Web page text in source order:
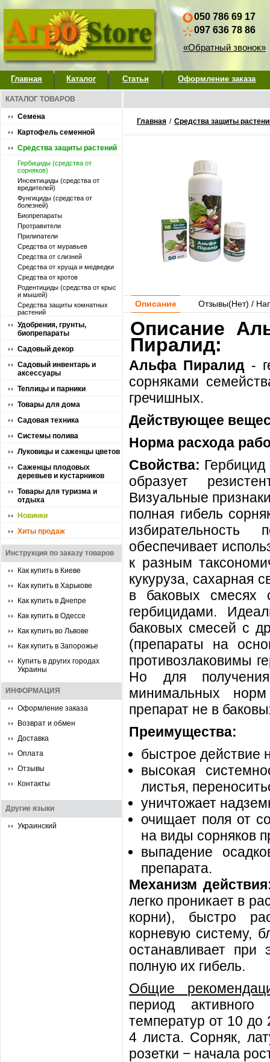
050 786 69 17
097 636 78 86
«Обратный звонок»
Главная Каталог Статьи Оформление заказа
КАТАЛОГ ТОВАРОВ
Семена
Картофель семенной
Средства защиты растений
Гербициды (средства от
сорняков)
Инсектициды (средства от
вредителей)
Фунгициды (средства от
болезней)
Биопрепараты
Протравители
Прилипатели
Средства от муравьев
Средства от слизней
Средства от хруща и медведки
Средства от кротов
Родентициды (средства от крыс
и мышей)
Средства защиты комнатных
растений
Удобрения, грунты,
биопрепараты
Садовый декор
Садовый инвентарь и
аксессуары
Теплицы и парники
Товары для дома
Садовая техника
Системы полива
Луковицы и саженцы цветов
Саженцы плодовых
деревьев и кустарников
Товары для туризма и
отдыха
Новинки
Хиты продаж
Инструкция по заказу товаров
Как купить в Киеве
Как купить в Харькове
Как купить в Днепре
Как купить в Одессе
Как купить во Львове
Как купить в Запорожье
Купить в других городах
Украины
ИНФОРМАЦИЯ
Оформление заказа
Возврат и обмен
Доставка
Оплата
Отзывы
Контакты
Другие языки
Украинский
Главная / Средства защиты
Описание Отзывы(Нет) /
Описание
Пиралид:
Альфа Пиралид -
сорняками
гречишных.
Действующее
Норма расхода
Свойства:
образует
Визуальные
полная гибель
обеспечивает
к разным
кукуруза, сахарная
в баковых смесях
гербицидами.
баковых смесей с
(препараты на
противозлаковимы
Но для
минимальных норм
препарат не в
Преимущества:
быстрое действие
высокая
листья,
уничтожает
очищает поля от
на виды сорняков
выпадение
препарата.
Механизм
легко проникает в
корни), быстро
корневую систему,
останавливает
полную их гибель.
Общие
период
температур от 10 до
4 листа. Сорняк,
розетки − начала